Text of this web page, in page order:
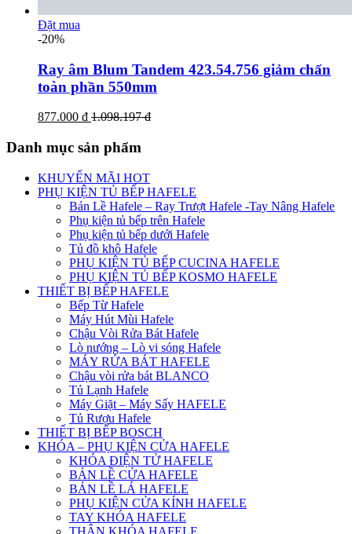
Đặt mua
-20%
Ray âm Blum Tandem 423.54.756 giảm chấn
toàn phần 550mm
877.000 đ 1.098.197 đ
Danh mục sản phẩm
KHUYẾN MÃI HOT
PHỤ KIỆN TỦ BẾP HAFELE
Bản Lề Hafele – Ray Trượt Hafele -Tay Nâng Hafele
Phụ kiện tủ bếp trên Hafele
Phụ kiện tủ bếp dưới Hafele
Tủ đồ khô Hafele
PHỤ KIỆN TỦ BẾP CUCINA HAFELE
PHỤ KIỆN TỦ BẾP KOSMO HAFELE
THIẾT BỊ BẾP HAFELE
Bếp Từ Hafele
Máy Hút Mùi Hafele
Chậu Vòi Rửa Bát Hafele
Lò nướng – Lò vi sóng Hafele
MÁY RỬA BÁT HAFELE
Chậu vòi rửa bát BLANCO
Tủ Lạnh Hafele
Máy Giặt – Máy Sấy HAFELE
Tủ Rượu Hafele
THIẾT BỊ BẾP BOSCH
KHÓA – PHỤ KIỆN CỬA HAFELE
KHÓA ĐIỆN TỬ HAFELE
BẢN LỀ CỬA HAFELE
BẢN LỀ LÁ HAFELE
PHỤ KIỆN CỬA KÍNH HAFELE
TAY KHÓA HAFELE
THÂN KHÓA HAFELE